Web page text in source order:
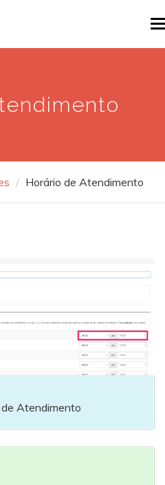
Horário de Atendimento
Atendimento